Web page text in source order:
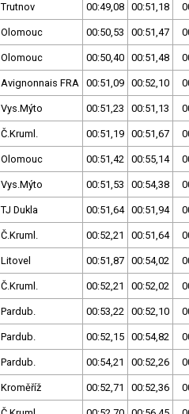
Trutnov 00:49,08 00:51,18
Olomouc 00:50,53 00:51,47
Olomouc 00:50,40 00:51,48
Avignonnais FRA 00:51,09 00:52,10
Vys.Mýto 00:51,23 00:51,13
Č.Kruml. 00:51,19 00:51,67
Olomouc 00:51,42 00:55,14
Vys.Mýto 00:51,53 00:54,38
TJ Dukla 00:51,64 00:51,94
Č.Kruml. 00:52,21 00:51,64
Litovel 00:51,87 00:54,02
Č.Kruml. 00:52,21 00:52,02
Pardub. 00:53,22 00:52,10
Pardub. 00:52,15 00:54,82
Pardub. 00:54,21 00:52,26
Kroměříž 00:52,71 00:52,36